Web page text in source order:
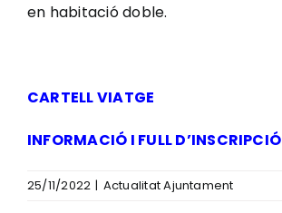
en habitació doble.
CARTELL VIATGE
INFORMACIÓ I FULL D’INSCRIPCIÓ
25/11/2022 | Actualitat Ajuntament